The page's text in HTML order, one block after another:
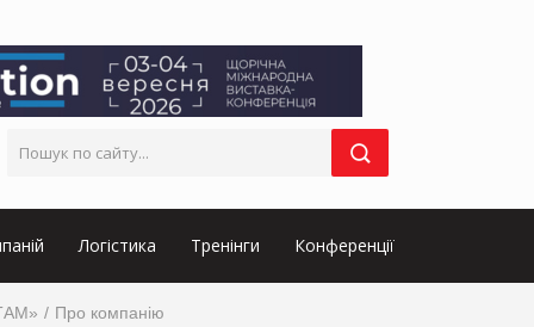
Логістика Тренінги Конференції
Про компанію